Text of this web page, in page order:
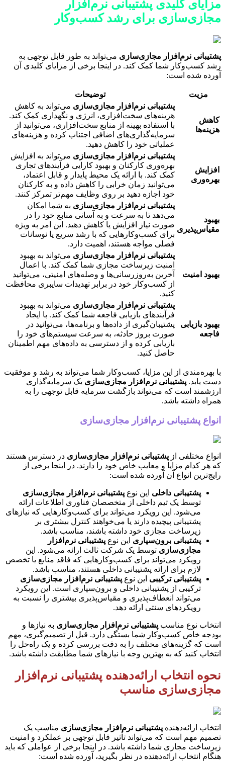
مزایای کلیدی پشتیبانی نرم‌افزار
مجازی‌سازی برای رشد کسب‌وکار
پشتیبانی نرم‌افزار مجازی‌سازی می‌تواند به طور قابل توجهی به
رشد کسب‌وکار شما کمک کند. در اینجا برخی از مزایای کلیدی آن
آورده شده است:
مزیت توضیحات
کاهش
هزینه‌ها
پشتیبانی نرم‌افزار مجازی‌سازی می‌تواند به کاهش
هزینه‌های سخت‌افزاری، انرژی و نگهداری کمک کند.
با استفاده بهینه از منابع سخت‌افزاری، می‌توانید از
سرمایه‌گذاری‌های اضافی اجتناب کرده و هزینه‌های
عملیاتی خود را کاهش دهید.
افزایش
بهره‌وری
پشتیبانی نرم‌افزار مجازی‌سازی می‌تواند به افزایش
بهره‌وری کارکنان و بهبود کارایی فرآیندهای تجاری
کمک کند. با ارائه یک محیط پایدار و قابل اعتماد،
می‌توانید زمان خرابی را کاهش داده و به کارکنان
خود اجازه دهید بر روی وظایف مهم‌تر تمرکز کنند.
بهبود
مقیاس‌پذیری
پشتیبانی نرم‌افزار مجازی‌سازی به شما امکان
می‌دهد تا به سرعت و به آسانی منابع خود را در
صورت نیاز افزایش یا کاهش دهید. این امر به ویژه
برای کسب‌وکارهایی که با رشد سریع یا نوسانات
فصلی مواجه هستند، اهمیت دارد.
بهبود امنیت
پشتیبانی نرم‌افزار مجازی‌سازی می‌تواند به بهبود
امنیت زیرساخت مجازی شما کمک کند. با اعمال
آخرین به‌روزرسانی‌ها و وصله‌های امنیتی، می‌توانید
از کسب‌وکار خود در برابر تهدیدات سایبری محافظت
کنید.
بهبود بازیابی
فاجعه
پشتیبانی نرم‌افزار مجازی‌سازی می‌تواند به بهبود
فرآیندهای بازیابی فاجعه شما کمک کند. با ایجاد
پشتیبان‌گیری از داده‌ها و برنامه‌ها، می‌توانید در
صورت بروز حادثه، به سرعت سیستم‌های خود را
بازیابی کرده و از دسترسی به داده‌های مهم اطمینان
حاصل کنید.
با بهره‌مندی از این مزایا، کسب‌وکار شما می‌تواند به رشد و موفقیت
دست یابد. پشتیبانی نرم‌افزار مجازی‌سازی یک سرمایه‌گذاری
ارزشمند است که می‌تواند بازگشت سرمایه قابل توجهی را به
همراه داشته باشد.
انواع پشتیبانی نرم‌افزار مجازی‌سازی
انواع مختلفی از پشتیبانی نرم‌افزار مجازی‌سازی در دسترس هستند
که هر کدام مزایا و معایب خاص خود را دارند. در اینجا برخی از
رایج‌ترین انواع آن آورده شده است:
پشتیبانی داخلی این نوع پشتیبانی نرم‌افزار مجازی‌سازی
توسط یک تیم داخلی از متخصصان فناوری اطلاعات ارائه
می‌شود. این رویکرد می‌تواند برای کسب‌وکارهایی که نیازهای
پشتیبانی پیچیده دارند یا می‌خواهند کنترل بیشتری بر
زیرساخت مجازی خود داشته باشند، مناسب باشد.
پشتیبانی برون‌سپاری این نوع پشتیبانی نرم‌افزار
مجازی‌سازی توسط یک شرکت ثالث ارائه می‌شود. این
رویکرد می‌تواند برای کسب‌وکارهایی که فاقد منابع یا تخصص
لازم برای ارائه پشتیبانی داخلی هستند، مناسب باشد.
پشتیبانی ترکیبی این نوع پشتیبانی نرم‌افزار مجازی‌سازی
ترکیبی از پشتیبانی داخلی و برون‌سپاری است. این رویکرد
می‌تواند انعطاف‌پذیری و مقیاس‌پذیری بیشتری را نسبت به
رویکردهای سنتی ارائه دهد.
انتخاب نوع مناسب پشتیبانی نرم‌افزار مجازی‌سازی به نیازها و
بودجه خاص کسب‌وکار شما بستگی دارد. قبل از تصمیم‌گیری، مهم
است که گزینه‌های مختلف را به دقت بررسی کرده و یک راه‌حل را
انتخاب کنید که به بهترین وجه با نیازهای شما مطابقت داشته باشد.
نحوه انتخاب ارائه‌دهنده پشتیبانی نرم‌افزار
مجازی‌سازی مناسب
انتخاب ارائه‌دهنده پشتیبانی نرم‌افزار مجازی‌سازی مناسب یک
تصمیم مهم است که می‌تواند تأثیر قابل توجهی بر عملکرد و امنیت
زیرساخت مجازی شما داشته باشد. در اینجا برخی از عواملی که باید
هنگام انتخاب ارائه‌دهنده در نظر بگیرید، آورده شده است: